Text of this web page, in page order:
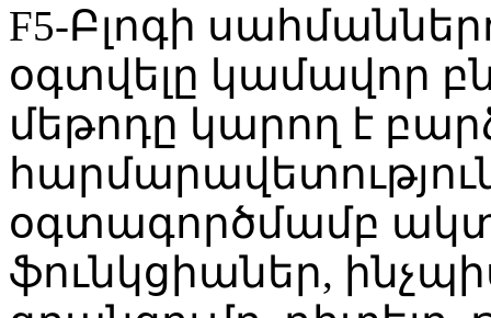
F5-Բլոգի
օգտվելը կամավոր
մեթոդը կարող է
օգտագործմամբ
ֆունկցիաներ,